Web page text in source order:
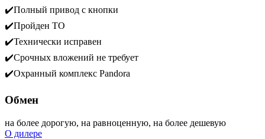
✔️Полный привод с кнопки
✔️Пройден ТО
✔️Технически исправен
✔️Срочных вложений не требует
✔️Охранный комплекс Pandora
Обмен
на более дорогую, на равноценную, на более дешевую
О дилере